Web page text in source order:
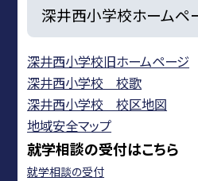
深井西小学校ホームペ
深井西小学校旧ホームページ
深井西小学校 校歌
深井西小学校 校区地図
地域安全マップ
就学相談の受付はこちら
就学相談の受付